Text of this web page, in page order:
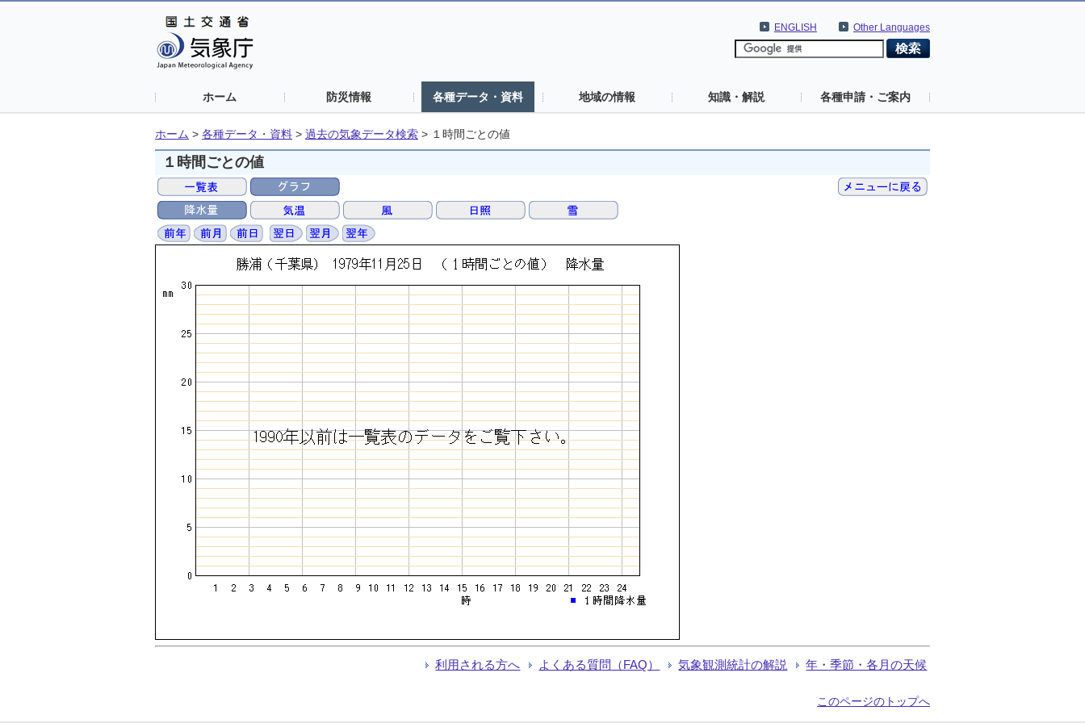
Other Languages
ENGLISH
ホーム 防災情報 各種データ・資料 地域の情報 知識・解説 各種申請・ご案内
ホーム > 各種データ・資料 > 過去の気象データ検索 > １時間ごとの値
１時間ごとの値
利用される方へ よくある質問（FAQ） 気象観測統計の解説 年・季節・各月の天候
このページのトップへ